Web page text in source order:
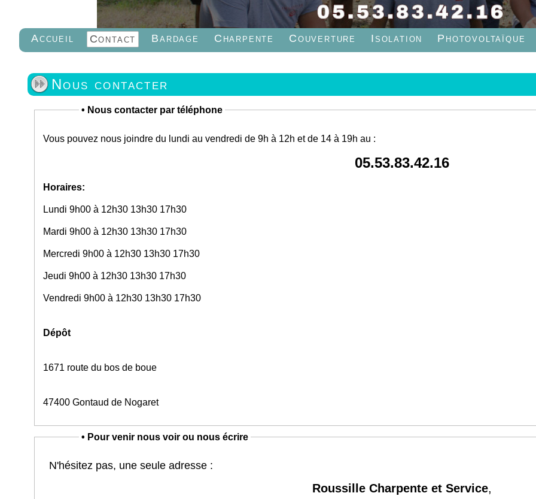
Accueil Contact Bardage Charpente Couverture Isolation Photovoltaïque
Nous contacter
• Nous contacter par téléphone
Vous pouvez nous joindre du lundi au vendredi de 9h à 12h et de 14 à 19h au :
05.53.83.42.16
Horaires:
Lundi 9h00 à 12h30 13h30 17h30
Mardi 9h00 à 12h30 13h30 17h30
Mercredi 9h00 à 12h30 13h30 17h30
Jeudi 9h00 à 12h30 13h30 17h30
Vendredi 9h00 à 12h30 13h30 17h30
Dépôt
1671 route du bos de boue
47400 Gontaud de Nogaret
• Pour venir nous voir ou nous écrire
N'hésitez pas, une seule adresse :
Roussille Charpente et Service,